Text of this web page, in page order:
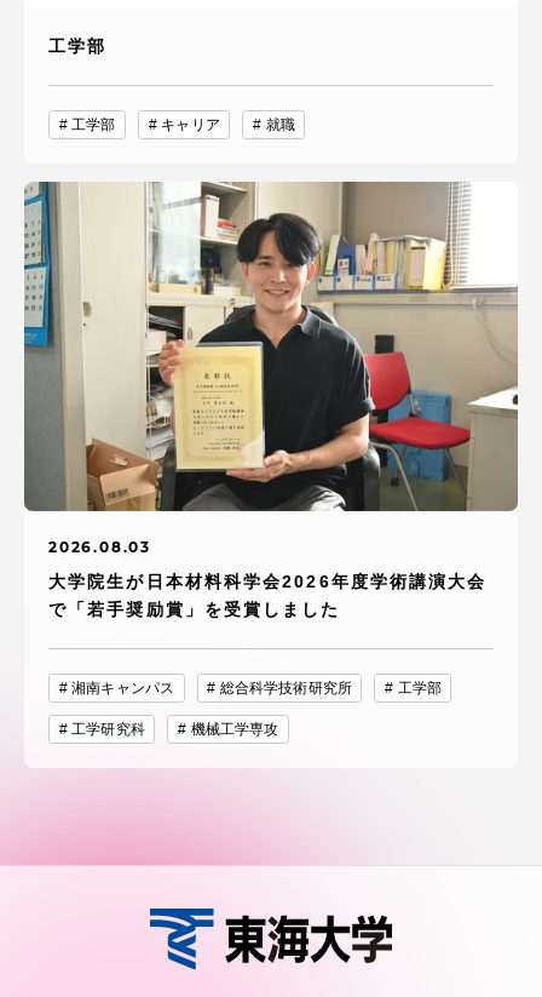
工学部
工学部 キャリア 就職
2026.08.03
大学院生が日本材料科学会2026年度学術講演大会
で「若手奨励賞」を受賞しました
湘南キャンパス 総合科学技術研究所 工学部
工学研究科 機械工学専攻